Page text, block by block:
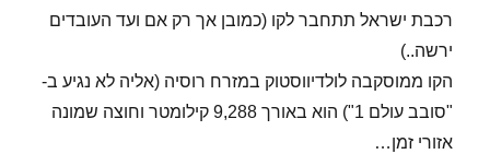
רכבת ישראל תתחבר לקו (כמובן אך רק אם ועד העובדים
ירשה..)
הקו ממוסקבה לולדיווסטוק במזרח רוסיה (אליה לא נגיע ב-
"סובב עולם 1") הוא באורך 9,288 קילומטר וחוצה שמונה
אזורי זמן…